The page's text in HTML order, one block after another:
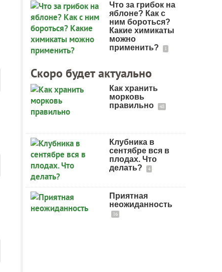
Что за грибок на
яблоне? Как с
ним бороться?
Какие химикаты
можно
применить?
1
Скоро будет актуально
Как хранить
морковь
правильно
48
Клубника в
сентябре вся в
плодах. Что
делать?
4
Приятная
неожиданность
16